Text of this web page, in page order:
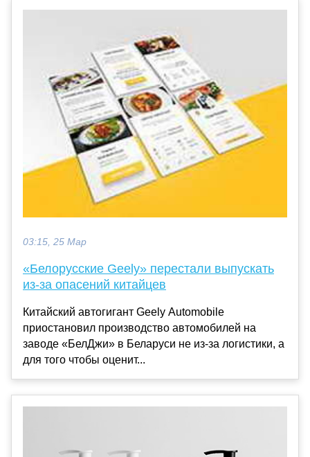
03:15, 25 Мар
«Белорусские Geely» перестали выпускать
из-за опасений китайцев
Китайский автогигант Geely Automobile
приостановил производство автомобилей на
заводе «БелДжи» в Беларуси не из-за логистики, а
для того чтобы оценит...